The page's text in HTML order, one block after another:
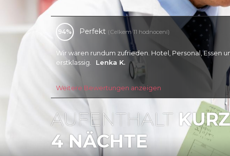
94% Perfekt (Celkem 11 hodnocení)
Große Zufriedenheit.Jiřina Č.
Weitere Bewertungen anzeigen
AUFENTHALT
4 NÄCHTE